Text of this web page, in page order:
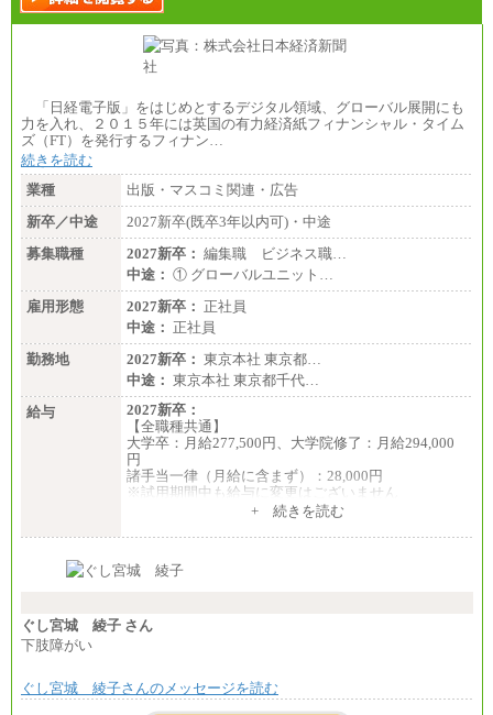
「日経電子版」をはじめとするデジタル領域、グローバル展開にも
力を入れ、２０１５年には英国の有力経済紙フィナンシャル・タイム
ズ（FT）を発行するフィナン…
続きを読む
業種
出版・マスコミ関連・広告
新卒／中途
2027新卒(既卒3年以内可)・中途
募集職種
2027新卒： 編集職 ビジネス職…
中途： ① グローバルユニット…
雇用形態
2027新卒： 正社員
中途： 正社員
勤務地
2027新卒： 東京本社 東京都…
中途： 東京本社 東京都千代…
給与
2027新卒：
【全職種共通】
大学卒：月給277,500円、大学院修了：月給294,000
円
諸手当一律（月給に含まず）：28,000円
※試用期間中も給与に変更はございません
月給370,000円～
ます。
の各種手当を含む金額です）
+ 続きを読む
ぐし宮城 綾子 さん
下肢障がい
ぐし宮城 綾子さんのメッセージを読む